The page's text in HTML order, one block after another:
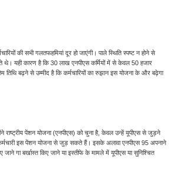
की सभी गलतफहमियां दूर हो जाएंगी। पाले स्थिति स्पष्ट न होने से
थे। यही कारण है कि 30 लाख एनपीएस कर्मियों में से केवल 50 हजार
तिथि बढ़ने से उम्मीद है कि कर्मचारियों का रुझान इस योजना के और बढ़ेगा
राष्ट्रीय पेंशन योजना (एनपीएस) को चुना है, केवल उन्हें यूपीएस से जुड़ने
इस पेंशन योजना से जुड़ सकते हैं। इसके अलावा एनपीएस95 अपनाने
जाने गा बर्खास्त किए जाने या इस्तीफे के मामले में यूपीएस या सुनिश्चित